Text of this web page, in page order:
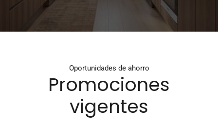
Oportunidades de ahorro
Promociones
vigentes